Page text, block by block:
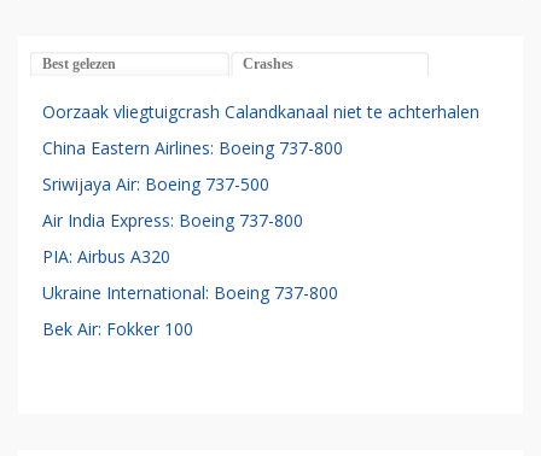
Best gelezen Crashes
Oorzaak vliegtuigcrash Calandkanaal niet te achterhalen
China Eastern Airlines: Boeing 737-800
Sriwijaya Air: Boeing 737-500
Air India Express: Boeing 737-800
PIA: Airbus A320
Ukraine International: Boeing 737-800
Bek Air: Fokker 100